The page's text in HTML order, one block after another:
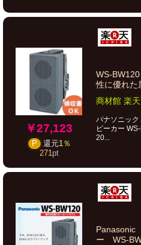
￥27,123
P 還元1％
271 pt
WS-
性に優れた
商材館 楽
パナソニッ
ピーカー
20...
Panasonic
ー WS-